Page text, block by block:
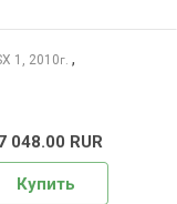
1, 2010г. ,
048.00 RUR
Купить